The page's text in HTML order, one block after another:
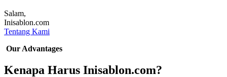
Salam,
Inisablon.com
Tentang Kami
Our Advantages
Kenapa Harus Inisablon.com?